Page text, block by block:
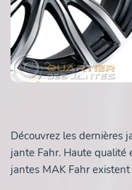
Découvrez les dernières
jante Fahr. Haute qualité
jantes MAK Fahr